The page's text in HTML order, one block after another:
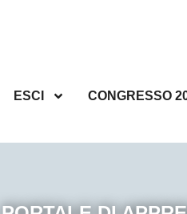
ESCI CONGRESSO